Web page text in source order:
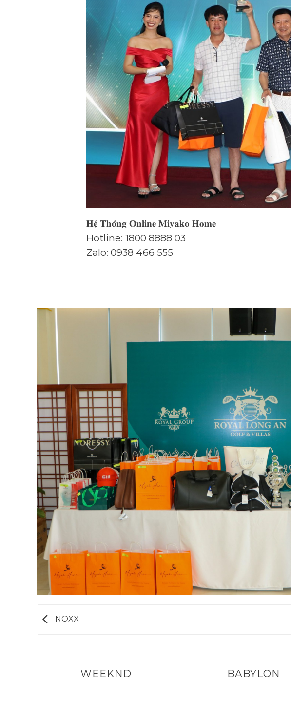
𝐇𝐞̣̂ 𝐓𝐡𝐨̂́𝐧𝐠 𝐎𝐧𝐥𝐢𝐧𝐞 𝐌𝐢𝐲𝐚𝐤𝐨 𝐇𝐨𝐦𝐞
Hotline: 1800 8888 03
Zalo: 0938 466 555
NOXX
WEEKND BABYLON